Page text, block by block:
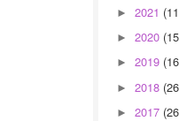
► 2021
► 2020
► 2019
► 2018
► 2017